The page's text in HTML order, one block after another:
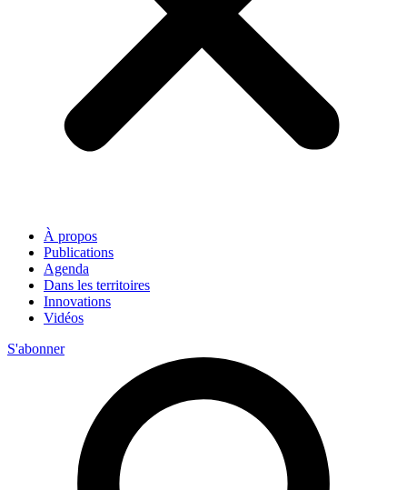
À propos
Publications
Agenda
Dans les territoires
Innovations
Vidéos
S'abonner